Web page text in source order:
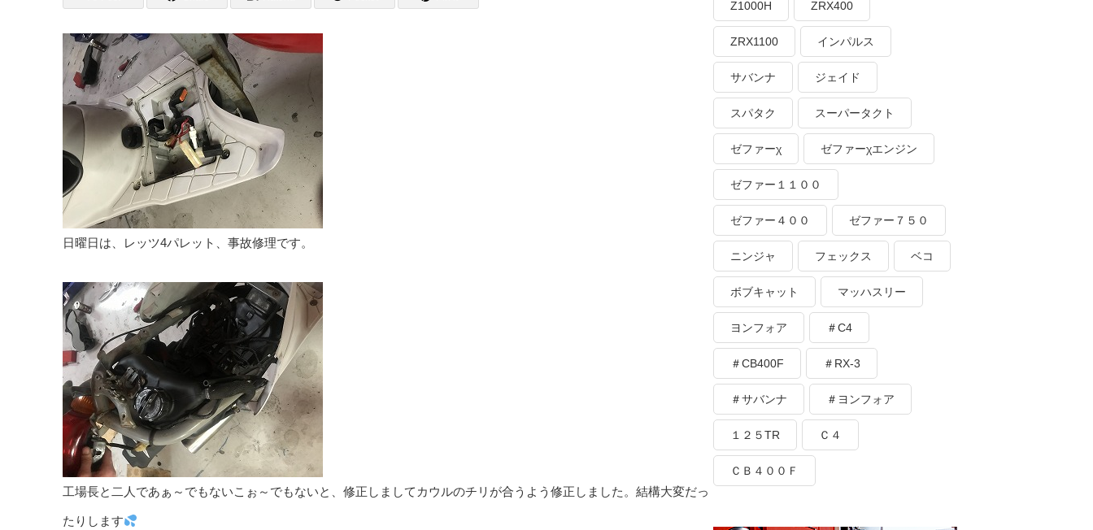
日曜日は、レッツ4パレット、事故修理です。
工場長と二人であぁ～でもないこぉ～でもないと、修正しましてカウルのチリが合うよう修正しました。結構大変だっ
たりします
Z1000H ZRX400
ZRX1100 インパルス
サバンナ ジェイド
スパタク スーパータクト
ゼファーχ ゼファーχエンジン
ゼファー１１００
ゼファー４００ ゼファー７５０
ニンジャ フェックス ベコ
ボブキャット マッハスリー
ヨンフォア ＃C4
＃CB400F ＃RX-3
＃サバンナ ＃ヨンフォア
１２５TR Ｃ４
ＣＢ４００Ｆ